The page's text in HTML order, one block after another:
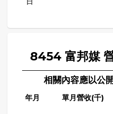
8454 富邦媒
相關內容應以公
年月 單月營收(千)